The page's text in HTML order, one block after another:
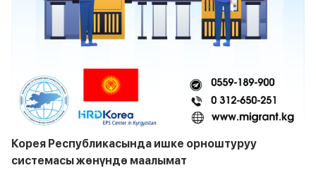
Корея Республикасында ишке орноштуруу
системасы жөнүндө маалымат